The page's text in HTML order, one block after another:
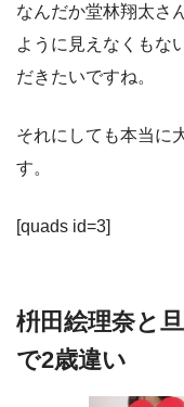
なんだか堂林翔太さ
ように見えなくもな
だきたいですね。
それにしても本当に
す。
[quads id=3]
枡田絵理奈と
で2歳違い